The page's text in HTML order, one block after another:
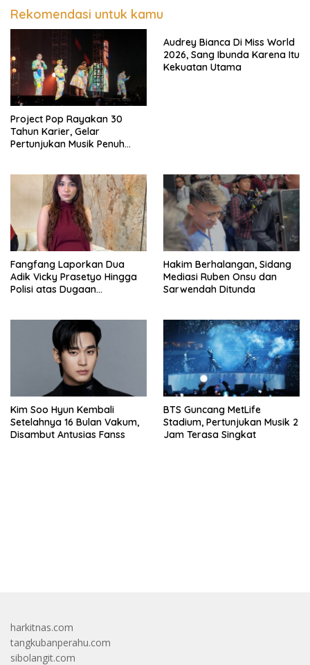
Rekomendasi untuk kamu
Project Pop Rayakan 30
Tahun Karier, Gelar
Pertunjukan Musik Penuh
Audrey Bianca Di Miss World
2026, Sang Ibunda Karena Itu
Kekuatan Utama
Fangfang Laporkan Dua
Adik Vicky Prasetyo Hingga
Polisi atas Dugaan
Hakim Berhalangan, Sidang
Mediasi Ruben Onsu dan
Sarwendah Ditunda
Kim Soo Hyun Kembali
Setelahnya 16 Bulan Vakum,
Disambut Antusias Fanss
BTS Guncang MetLife
Stadium, Pertunjukan Musik 2
Jam Terasa Singkat
harkitnas.com
tangkubanperahu.com
sibolangit.com